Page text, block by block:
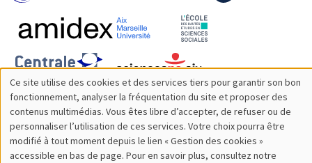
Utilisation
des
données
Ce site utilise des cookies et des services tiers pour garantir son bon
fonctionnement, analyser la fréquentation du site et proposer des
contenus multimédias. Vous êtes libre d’accepter, de refuser ou de
personnaliser l’utilisation de ces services. Votre choix pourra être
modifié à tout moment depuis le lien « Gestion des cookies »
accessible en bas de page. Pour en savoir plus, consultez notre